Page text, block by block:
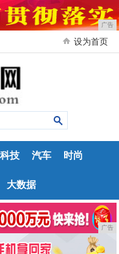
广告
设为首页
科技 汽车 时尚
大数据
广告